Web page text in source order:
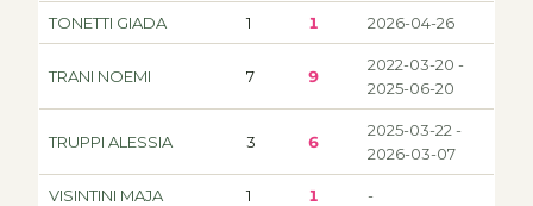
TONETTI GIADA 1 1 2026-04-26
TRANI NOEMI 7 9
2022-03-20 -
2025-06-20
TRUPPI ALESSIA 3 6
2025-03-22 -
2026-03-07
VISINTINI MAJA 1 1 -